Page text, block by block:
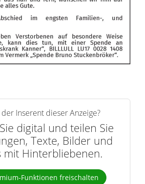
Inserent dieser Anzeige?
digital und teilen Sie
Texte, Bilder und
mit Hinterbliebenen.
Funktionen freischalten